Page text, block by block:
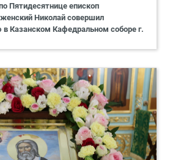
Пятидесятнице епископ
Николай совершил
Казанском Кафедральном соборе г.